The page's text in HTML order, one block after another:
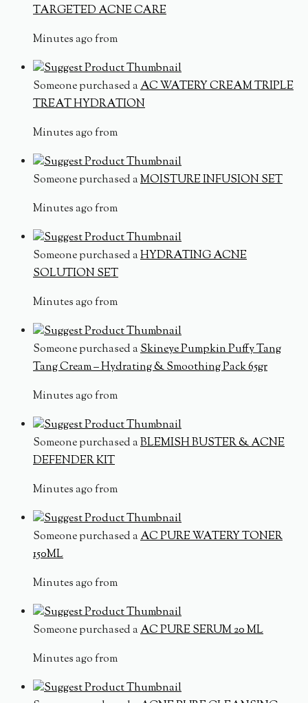
TARGETED ACNE CARE
Minutes ago from
Someone purchased aAC WATERY CREAM TRIPLE
TREAT HYDRATION
Minutes ago from
Someone purchased aMOISTURE INFUSION SET
Minutes ago from
Someone purchased aHYDRATING ACNE
SOLUTION SET
Minutes ago from
Someone purchased aSkineye Pumpkin Puffy Tang
Tang Cream – Hydrating & Smoothing Pack 65gr
Minutes ago from
Someone purchased aBLEMISH BUSTER & ACNE
DEFENDER KIT
Minutes ago from
Someone purchased aAC PURE WATERY TONER
150ML
Minutes ago from
Someone purchased aAC PURE SERUM 20 ML
Minutes ago from